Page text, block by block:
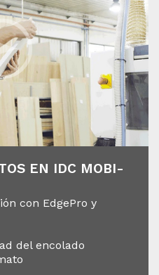
EN IDC MO­BI­
con EdgePro y
del encolado